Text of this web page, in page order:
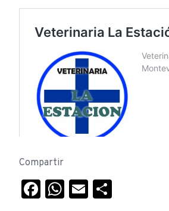
Compartir
Facebook
WhatsApp
Email